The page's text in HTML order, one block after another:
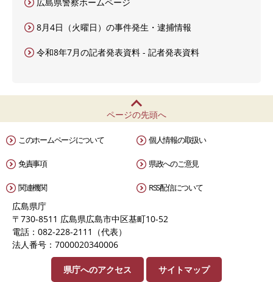
8月4日（火曜日）の事件発生・逮捕情報
令和8年7月の記者発表資料 - 記者発表資料
ページの先頭へ
このホームページについて 個人情報の取扱い
免責事項 県政へのご意見
関連機関 RSS配信について
広島県庁
〒730-8511 広島県広島市中区基町10-52
電話：082-228-2111（代表）
法人番号：7000020340006
県庁へのアクセス サイトマップ